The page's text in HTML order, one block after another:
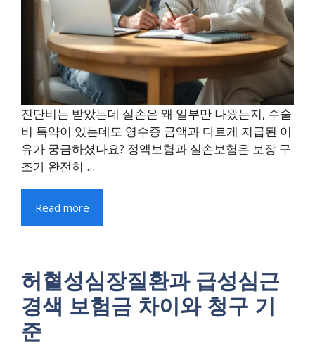
진단비는 받았는데 실손은 왜 일부만 나왔는지, 수술
비 특약이 있는데도 영수증 금액과 다르게 지급된 이
유가 궁금하셨나요? 정액보험과 실손보험은 보장 구
조가 완전히 ...
Read more
허혈성심장질환과 급성심근
경색 보험금 차이와 청구 기
준